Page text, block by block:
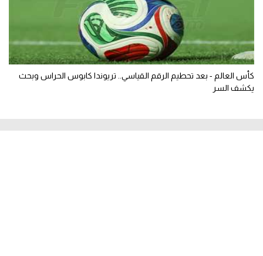
كأس العالم - بعد تحطيم الرقم القياسي.. تريوندا كابوس الحراس وبحث
يكشف السر